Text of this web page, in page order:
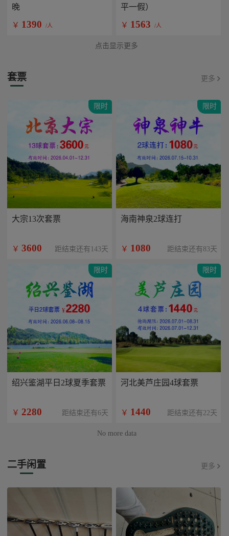
晚
￥ 1390 /人
平一假）
￥ 1563 /人
点击显示更多
套票 更多
限时
大宗13次套票
￥ 3600 距结束还有143天
限时
海南神泉2球连打
￥ 1080 距结束还有83天
限时
绍兴鉴湖平日2球夏季套票
￥ 2280 距结束还有6天
限时
河北美芦庄园4球套票
￥ 1440 距结束还有22天
No more data
二手闲置 更多